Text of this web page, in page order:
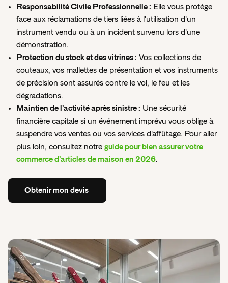
Responsabilité Civile Professionnelle : Elle vous protège
face aux réclamations de tiers liées à l'utilisation d'un
instrument vendu ou à un incident survenu lors d'une
démonstration.
Protection du stock et des vitrines : Vos collections de
couteaux, vos mallettes de présentation et vos instruments
de précision sont assurés contre le vol, le feu et les
dégradations.
Maintien de l'activité après sinistre : Une sécurité
financière capitale si un événement imprévu vous oblige à
suspendre vos ventes ou vos services d'affûtage. Pour aller
plus loin, consultez notre guide pour bien assurer votre
commerce d'articles de maison en 2026.
Obtenirmon devis